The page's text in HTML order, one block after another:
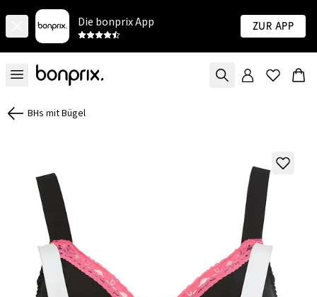
Die bonprix App Zur App
BHs mit Bügel